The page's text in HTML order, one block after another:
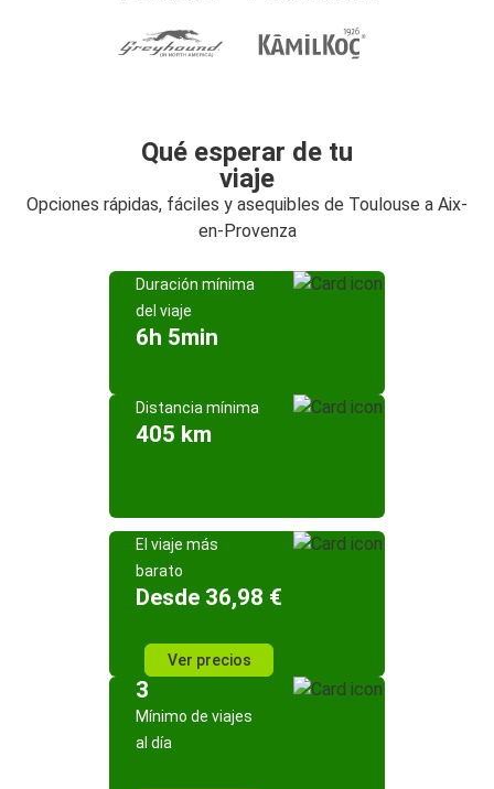
Qué esperar de tu
viaje
Opciones rápidas, fáciles y asequibles de Toulouse a Aix-
en-Provenza
Duración mínima
del viaje
6h 5min
Distancia mínima
405 km
El viaje más
barato
Desde 36,98 €
Ver precios
3
Mínimo de viajes
al día